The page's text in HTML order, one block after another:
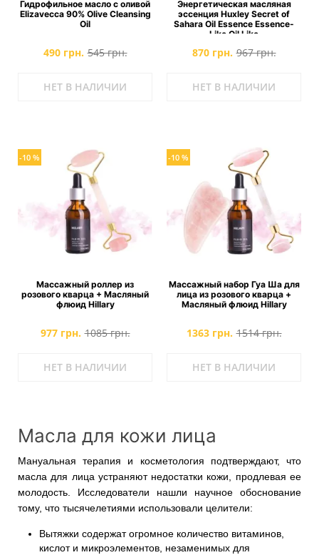
Гидрофильное масло с оливой
Elizavecca 90% Olive Cleansing
Oil
490 грн. 545 грн.
НЕТ В НАЛИЧИИ
Энергетическая масляная
эссенция Huxley Secret of
Sahara Oil Essence Essence-
Like Oil Like
870 грн. 967 грн.
НЕТ В НАЛИЧИИ
-10 %
Массажный роллер из
розового кварца + Масляный
флюид Hillary
977 грн. 1085 грн.
НЕТ В НАЛИЧИИ
-10 %
Массажный набор Гуа Ша для
лица из розового кварца +
Масляный флюид Hillary
1363 грн. 1514 грн.
НЕТ В НАЛИЧИИ
Масла для кожи лица
Мануальная терапия и косметология подтверждают, что
масла для лица устраняют недостатки кожи, продлевая ее
молодость. Исследователи нашли научное обоснование
тому, что тысячелетиями использовали целители:
Вытяжки содержат огромное количество витаминов,
кислот и микроэлементов, незаменимых для